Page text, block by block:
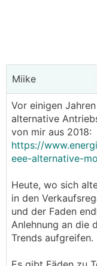
Miike
Vor einigen
alternative
von mir aus 2018:
https://
eee-alternative-
Heute, wo sich
in den
und der Faden
Anlehnung an die
Trends aufgreifen.